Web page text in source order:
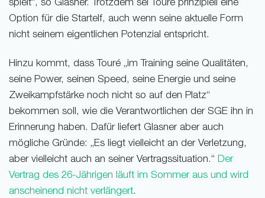
spielt“, so Glasner. Trotzdem sei Touré prinzipiell eine
Option für die Startelf, auch wenn seine aktuelle Form
nicht seinem eigentlichen Potenzial entspricht.
Hinzu kommt, dass Touré „im Training seine Qualitäten,
seine Power, seinen Speed, seine Energie und seine
Zweikampfstärke noch nicht so auf den Platz“
bekommen soll, wie die Verantwortlichen der SGE ihn in
Erinnerung haben. Dafür liefert Glasner aber auch
mögliche Gründe: „Es liegt vielleicht an der Verletzung,
aber vielleicht auch an seiner Vertragssituation.“ Der
Vertrag des 26-Jährigen läuft im Sommer aus und wird
anscheinend nicht verlängert.